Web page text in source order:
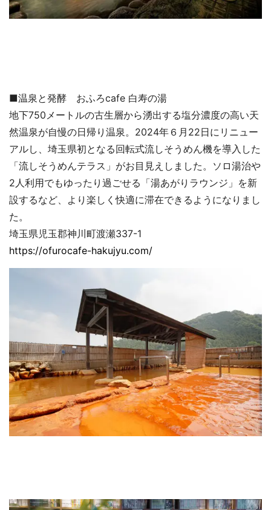
■温泉と発酵 おふろcafe 白寿の湯
地下750メートルの古生層から湧出する塩分濃度の高い天
然温泉が自慢の日帰り温泉。2024年６月22日にリニュー
アルし、埼玉県初となる回転式流しそうめん機を導入した
「流しそうめんテラス」がお目見えしました。ソロ湯治や
2人利用でもゆったり過ごせる「湯あがりラウンジ」を新
設するなど、より楽しく快適に滞在できるようになりまし
た。
埼玉県児玉郡神川町渡瀬337-1
https://ofurocafe-hakujyu.com/